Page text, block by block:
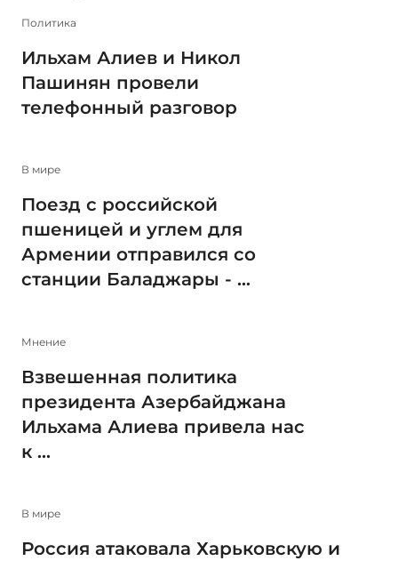
Политика
Ильхам Алиев и Никол
Пашинян провели
телефонный разговор
В мире
Поезд с российской
пшеницей и углем для
Армении отправился со
станции Баладжары - ...
Мнение
Взвешенная политика
президента Азербайджана
Ильхама Алиева привела нас
к ...
В мире
Россия атаковала Харьковскую и